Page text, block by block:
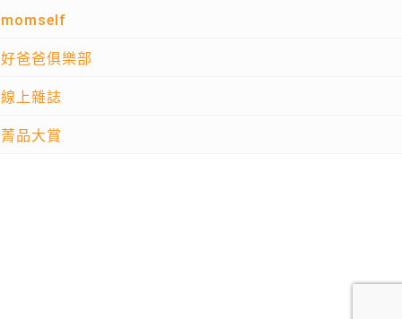
momself
好爸爸俱樂部
線上雜誌
菁品大賞